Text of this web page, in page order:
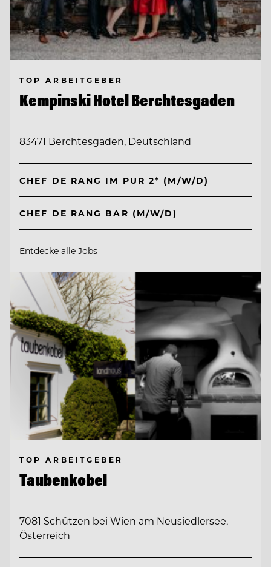
TOP ARBEITGEBER
Kempinski Hotel Berchtesgaden
83471 Berchtesgaden, Deutschland
CHEF DE RANG IM PUR 2* (M/W/D)
CHEF DE RANG BAR (M/W/D)
Entdecke alle Jobs
TOP ARBEITGEBER
Taubenkobel
7081 Schützen bei Wien am Neusiedlersee,
Österreich